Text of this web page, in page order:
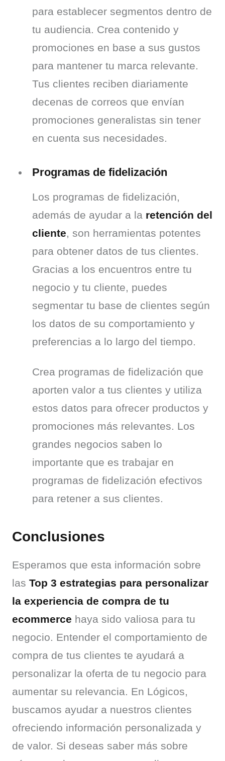
para establecer segmentos dentro de
tu audiencia. Crea contenido y
promociones en base a sus gustos
para mantener tu marca relevante.
Tus clientes reciben diariamente
decenas de correos que envían
promociones generalistas sin tener
en cuenta sus necesidades.
Programas de fidelización
Los programas de fidelización,
además de ayudar a la retención del
cliente, son herramientas potentes
para obtener datos de tus clientes.
Gracias a los encuentros entre tu
negocio y tu cliente, puedes
segmentar tu base de clientes según
los datos de su comportamiento y
preferencias a lo largo del tiempo.
Crea programas de fidelización que
aporten valor a tus clientes y utiliza
estos datos para ofrecer productos y
promociones más relevantes. Los
grandes negocios saben lo
importante que es trabajar en
programas de fidelización efectivos
para retener a sus clientes.
Conclusiones
Esperamos que esta información sobre
las Top 3 estrategias para personalizar
la experiencia de compra de tu
ecommerce haya sido valiosa para tu
negocio. Entender el comportamiento de
compra de tus clientes te ayudará a
personalizar la oferta de tu negocio para
aumentar su relevancia. En Lógicos,
buscamos ayudar a nuestros clientes
ofreciendo información personalizada y
de valor. Si deseas saber más sobre